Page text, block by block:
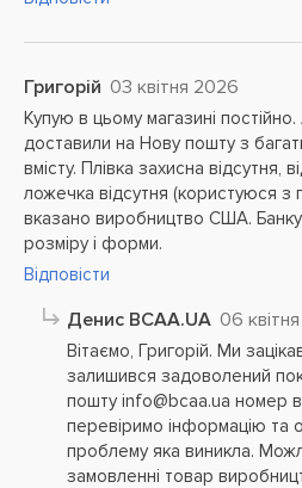
Григорій 03 квітня 2026
Купую в цьому магазині
доставили на Нову пошту з
вмісту. Плівка захисна відсутня,
ложечка відсутня (користуюся з
вказано виробництво США.
розміру і форми.
Відповісти
Денис BCAA.UA 06
Вітаємо, Григорій. Ми
залишився задоволений
пошту info@bcaa.ua номер
перевіримо інформацію та
проблему яка виникла.
замовленні товар